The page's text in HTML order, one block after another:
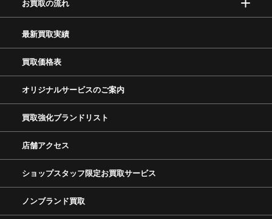
お買取の流れ
最新買取実績
買取価格表
オリジナルサービスのご案内
買取強化ブランドリスト
店舗アクセス
ショップスタッフ限定お買取サービス
ノンブランド買取